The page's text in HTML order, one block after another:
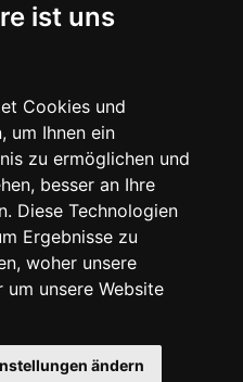
ist uns
Cookies und
um Ihnen ein
zu ermöglichen und
besser an Ihre
Diese Technologien
Ergebnisse zu
woher unsere
um unsere Website
ändern
reserved.